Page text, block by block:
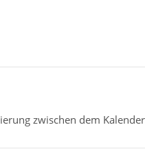
zwischen dem